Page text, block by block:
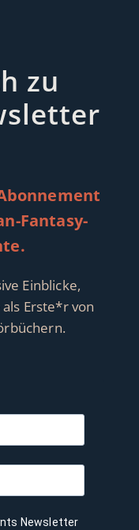
zu
Fantasy-
Einblicke,
Erste*r von
Newsletter